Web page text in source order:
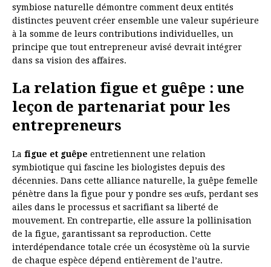
symbiose naturelle démontre comment deux entités
distinctes peuvent créer ensemble une valeur supérieure
à la somme de leurs contributions individuelles, un
principe que tout entrepreneur avisé devrait intégrer
dans sa vision des affaires.
La relation figue et guêpe : une
leçon de partenariat pour les
entrepreneurs
La figue et guêpe entretiennent une relation
symbiotique qui fascine les biologistes depuis des
décennies. Dans cette alliance naturelle, la guêpe femelle
pénètre dans la figue pour y pondre ses œufs, perdant ses
ailes dans le processus et sacrifiant sa liberté de
mouvement. En contrepartie, elle assure la pollinisation
de la figue, garantissant sa reproduction. Cette
interdépendance totale crée un écosystème où la survie
de chaque espèce dépend entièrement de l’autre.